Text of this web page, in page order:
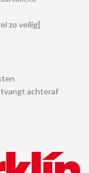
zo veilig]
achteraf